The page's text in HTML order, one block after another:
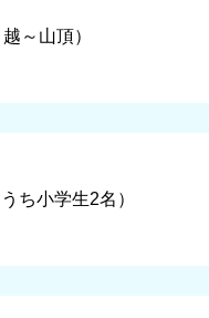
～山頂）
ち小学生2名）